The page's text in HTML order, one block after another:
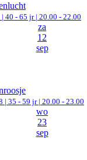
40 - 65 jr | 20.00 - 22.00
za
12
sep
| 35 - 59 jr | 20.00 - 23.00
wo
23
sep